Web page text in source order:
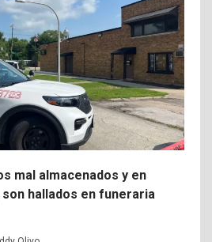
mal almacenados y en
hallados en funeraria